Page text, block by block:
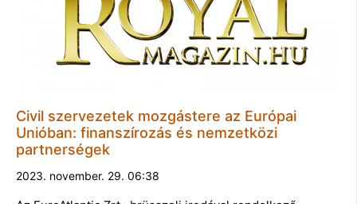
Civil szervezetek mozgástere az Európai
Unióban: finanszírozás és nemzetközi
partnerségek
2023. november. 29. 06:38